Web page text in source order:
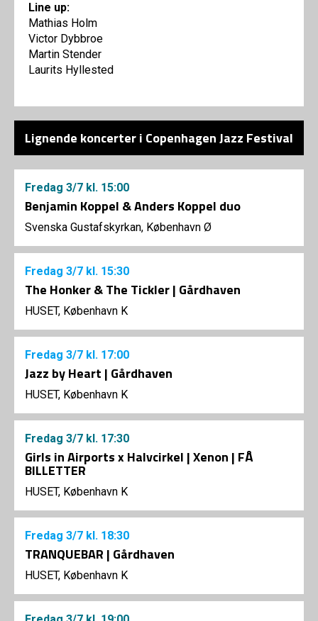
Line up:
Mathias Holm
Victor Dybbroe
Martin Stender
Laurits Hyllested
Lignende koncerter i Copenhagen Jazz Festival
Fredag 3/7 kl. 15:00
Benjamin Koppel & Anders Koppel duo
Svenska Gustafskyrkan, København Ø
Fredag 3/7 kl. 15:30
The Honker & The Tickler | Gårdhaven
HUSET, København K
Fredag 3/7 kl. 17:00
Jazz by Heart | Gårdhaven
HUSET, København K
Fredag 3/7 kl. 17:30
Girls in Airports x Halvcirkel | Xenon | FÅ
BILLETTER
HUSET, København K
Fredag 3/7 kl. 18:30
TRANQUEBAR | Gårdhaven
HUSET, København K